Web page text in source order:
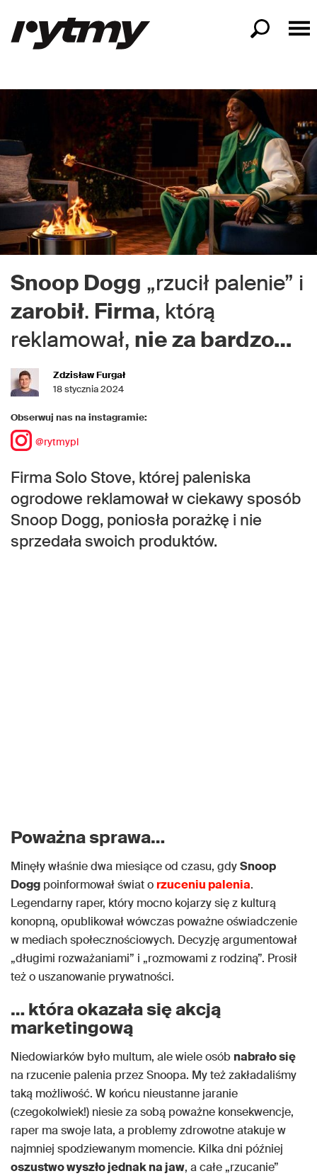
Snoop Dogg „rzucił palenie” i
zarobił. Firma, którą
reklamował, nie za bardzo…
Zdzisław Furgał
18 stycznia 2024
Obserwuj nas na instagramie:
@rytmypl
Firma Solo Stove, której paleniska
ogrodowe reklamował w ciekawy sposób
Snoop Dogg, poniosła porażkę i nie
sprzedała swoich produktów.
Poważna sprawa…
Minęły właśnie dwa miesiące od czasu, gdySnoop
Dogg poinformował świat o rzuceniu palenia.
Legendarny raper, który mocno kojarzy się z kulturą
konopną, opublikował wówczas poważne oświadczenie
w mediach społecznościowych. Decyzję argumentował
„długimi rozważaniami” i „rozmowami z rodziną”. Prosił
też o uszanowanie prywatności.
… która okazała się akcją
marketingową
Niedowiarków było multum, ale wiele osób nabrało się
na rzucenie palenia przez Snoopa. My też zakładaliśmy
taką możliwość. W końcu nieustanne jaranie
(czegokolwiek!) niesie za sobą poważne konsekwencje,
raper ma swoje lata, a problemy zdrowotne atakuje w
najmniej spodziewanym momencie. Kilka dni później
oszustwo wyszło jednak na jaw, a całe „rzucanie”